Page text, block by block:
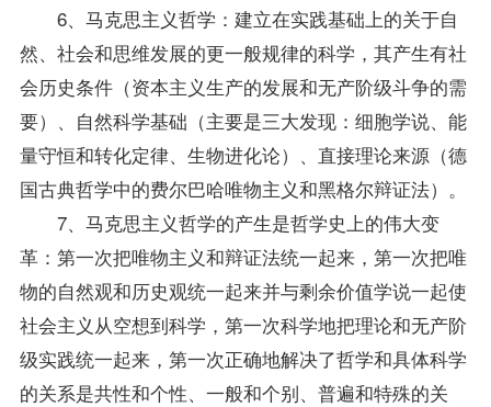
6、马克思主义哲学：建立在实践基础上的关于自
然、社会和思维发展的更一般规律的科学，其产生有社
会历史条件（资本主义生产的发展和无产阶级斗争的需
要）、自然科学基础（主要是三大发现：细胞学说、能
量守恒和转化定律、生物进化论）、直接理论来源（德
国古典哲学中的费尔巴哈唯物主义和黑格尔辩证法）。
7、马克思主义哲学的产生是哲学史上的伟大变
革：第一次把唯物主义和辩证法统一起来，第一次把唯
物的自然观和历史观统一起来并与剩余价值学说一起使
社会主义从空想到科学，第一次科学地把理论和无产阶
级实践统一起来，第一次正确地解决了哲学和具体科学
的关系是共性和个性、一般和个别、普遍和特殊的关